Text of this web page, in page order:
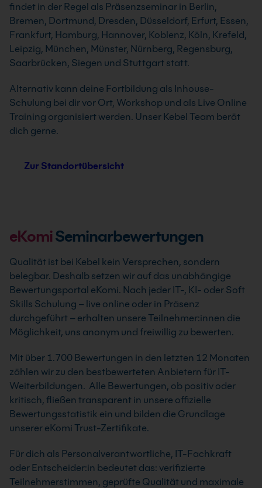
findet in der Regel als Präsenzseminar in Berlin,
Bremen, Dortmund, Dresden, Düsseldorf, Erfurt, Essen,
Frankfurt, Hamburg, Hannover, Koblenz, Köln, Krefeld,
Leipzig, München, Münster, Nürnberg, Regensburg,
Saarbrücken, Siegen und Stuttgart statt.
Alternativ kann deine Fortbildung als Inhouse-
Schulung bei dir vor Ort, Workshop und als Live Online
Training organisiert werden. Unser Kebel Team berät
dich gerne.
Zur Standortübersicht
eKomiSeminarbewertungen
Qualität ist bei Kebel kein Versprechen, sondern
belegbar. Deshalb setzen wir auf das unabhängige
Bewertungsportal eKomi. Nach jeder IT-, KI- oder Soft
Skills Schulung – live online oder in Präsenz
durchgeführt – erhalten unsere Teilnehmer:innen die
Möglichkeit, uns anonym und freiwillig zu bewerten.
Mit über 1.700 Bewertungen in den letzten 12 Monaten
zählen wir zu den bestbewerteten Anbietern für IT-
Weiterbildungen. Alle Bewertungen, ob positiv oder
kritisch, fließen transparent in unsere offizielle
Bewertungsstatistik ein und bilden die Grundlage
unserer eKomi Trust-Zertifikate.
Für dich als Personalverantwortliche, IT-Fachkraft
oder Entscheider:in bedeutet das: verifizierte
Teilnehmerstimmen, geprüfte Qualität und maximale